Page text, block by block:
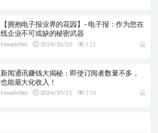
【拥抱电子报业界的花园】- 电子报：作为您在
线企业不可或缺的秘密武器
Newsletter 2024/10/10 121
新闻通讯赚钱大揭秘：即使订阅者数量不多，
也能最大化收入！
Newsletter 2024/10/11 158